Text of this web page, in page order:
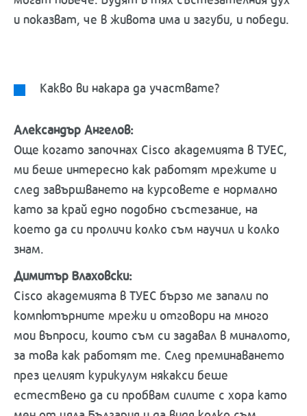
и показват, че в живота има и загуби, и победи.
Какво ви накара да участвате?
Александър Ангелов:
Още когато започнах Cisco академията в ТУЕС,
ми беше интересно как работят мрежите и
след завършването на курсовете е нормално
като за край едно подобно състезание, на
което да си проличи колко съм научил и колко
знам.
Димитър Влаховски:
Cisco академията в ТУЕС бързо ме запали по
компютърните мрежи и отговори на много
мои въпроси, които съм си задавал в миналото,
за това как работят те. След преминаването
през целият курикулум някакси беше
естествено да си пробвам силите с хора като